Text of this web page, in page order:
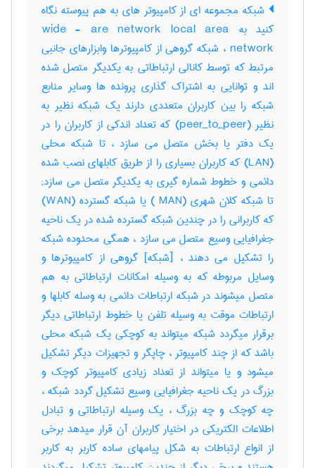
شبکه مجموعه ای از کامپیوتر های به هم پیوسته نگاه
کنید به wide - are network local area
network ، شبکه گروهی از کامپیوترها وابزارهای جانبی
مرتبط که توسط کانالی ارتباطاتی به یکدیگر متصل شده
اند و توانایی به اشتراک گذاری پرونده ها وسایر منابع
شبکه را بین کاربران متعددی دارند یک شبکه نظیر به
نظیر (peer_to_peer) که تعداد اندکی از کاربران را در
یک دفتر یا بخش متصل می سازد ، تا شبکه محلی
(LAN) که کاربران بسیاری را از طریق کابلهای نصب شده
دائمی و خطوط شماره گیری به یکدیگر متصل می سازد;
تا شبکه کلان شهری (MAN ) یا شبکه گسترده (WAN)
که کاربرانی را در چندین شبکه گسترده شده در یک ناحیه
جغرافیایی وسیع متصل می سازد ، همگی محدوده شبکه
را تشکیل می دهند ، [شبکه] گروهی از کامپیوترها و
وسایل مربوطه که به وسیله امکانات ارتباطاتی به هم
متصل میشوند در شبکه ارتباطات دائمی به وسله کابلها و
ارتباطات موقت به وسیله تلفن یا خطوط ارتباطاتی دیگر
برقرار میگردد شبکه میتواند به کوچکی یک شبکه محلی
باشد که از چند کامپیوتر ، چاپگر و تجهیزات دیگر تشکیل
میشود و یا میتواند از تعداد زیادی کامپیوتر کوچک و
بزرگ در یک ناحیه جغرافیایی وسیع تشکیل گردد شبکه ،
چه کوچک و چه بزرگ ، یک وسیله ارتباطاتی و تبادل
اطلاعات الکتریکی در اختیار کاربران آن قرار میدهد برخی
از انواع ارتباطات به شکل پیامهای ساده کاربر به کاربر